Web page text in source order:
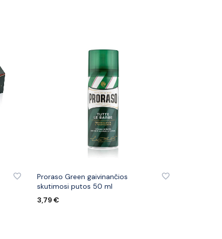
Proraso Green gaivinančios
skutimosi putos 50 ml
3,79€